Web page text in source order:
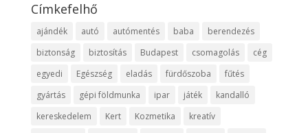
Címkefelhő
ajándék autó autómentés baba
berendezés
biztonság
biztosítás Budapest csomagolás
cég
egyedi
Egészség eladás fürdőszoba
fűtés
gyártás
gépi földmunka ipar játék
kandalló
kereskedelem
Kert Kozmetika
kreatív